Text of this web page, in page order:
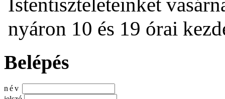
Istentiszteleteinket
nyáron 10 és 19 órai
Belépés
név